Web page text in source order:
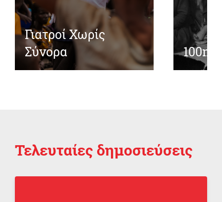
Γιατροί Χωρίς
Σύνορα
Τελευταίες δημοσιεύσεις